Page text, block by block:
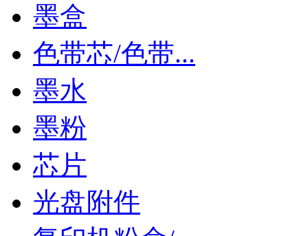
墨盒
色带芯/色带...
墨水
墨粉
芯片
光盘附件